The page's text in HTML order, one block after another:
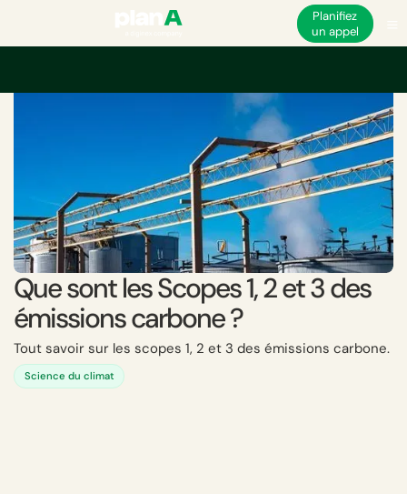
Planifiez
un appel
Que sont les Scopes 1, 2 et 3 des
émissions carbone ?
Tout savoir sur les scopes 1, 2 et 3 des émissions carbone.
Science du climat